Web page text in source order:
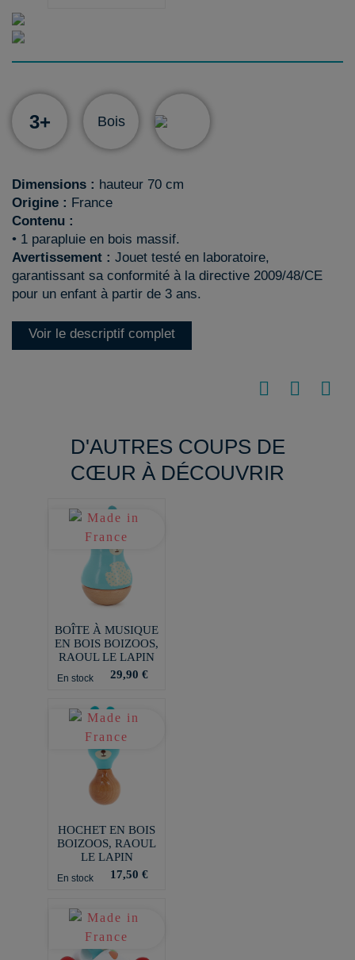
3+ Bois
Dimensions : hauteur 70 cm
Origine : France
Contenu :
• 1 parapluie en bois massif.
Avertissement : Jouet testé en laboratoire,
garantissant sa conformité à la directive 2009/48/CE
pour un enfant à partir de 3 ans.
Voir le descriptif complet
D'AUTRES COUPS DE
CŒUR À DÉCOUVRIR
BOÎTE À MUSIQUE
EN BOIS BOIZOOS,
RAOUL LE LAPIN
En stock 29,90 €
HOCHET EN BOIS
BOIZOOS, RAOUL
LE LAPIN
En stock 17,50 €